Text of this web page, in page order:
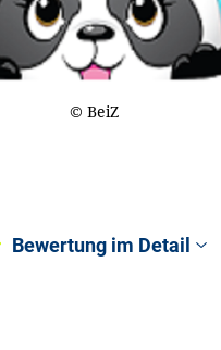
© BeiZ
Bewertung im Detail